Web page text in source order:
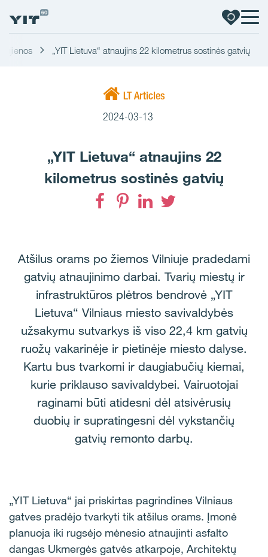
„YIT Lietuva“ atnaujins 22 kilometrus sostinės gatvių
LT Articles
2024-03-13
„YIT Lietuva“ atnaujins 22
kilometrus sostinės gatvių
Atšilus orams po žiemos Vilniuje pradedami
gatvių atnaujinimo darbai. Tvarių miestų ir
infrastruktūros plėtros bendrovė „YIT
Lietuva“ Vilniaus miesto savivaldybės
užsakymu sutvarkys iš viso 22,4 km gatvių
ruožų vakarinėje ir pietinėje miesto dalyse.
Kartu bus tvarkomi ir daugiabučių kiemai,
kurie priklauso savivaldybei. Vairuotojai
raginami būti atidesni dėl atsivėrusių
duobių ir supratingesni dėl vykstančių
gatvių remonto darbų.
„YIT Lietuva“ jai priskirtas pagrindines Vilniaus
gatves pradėjo tvarkyti tik atšilus orams. Įmonė
planuoja iki rugsėjo mėnesio atnaujinti asfalto
dangas Ukmergės gatvės atkarpoje, Architektų